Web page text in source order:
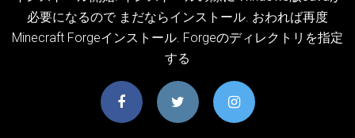
必要になるので まだならインストール. おわれば再度
Minecraft Forgeインストール. Forgeのディレクトリを指定
する